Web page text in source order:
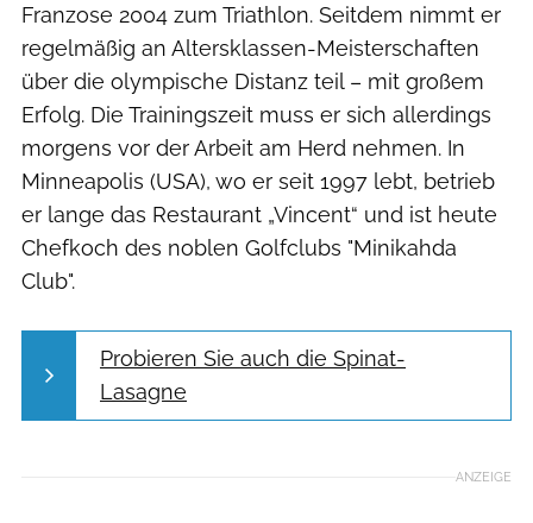
Franzose 2004 zum Triathlon. Seitdem nimmt er
regelmäßig an Altersklassen-Meisterschaften
über die olym­pische Distanz teil – mit großem
Erfolg. Die Trainingszeit muss er sich allerdings
morgens vor der Arbeit am Herd nehmen. In
Minneapolis (USA), wo er seit 1997 lebt, betrieb
er lange das Restaurant „Vincent“ und ist heute
Chefkoch des noblen Golfclubs "Minikahda
Club".
Probieren Sie auch die Spinat-
Lasagne
ANZEIGE